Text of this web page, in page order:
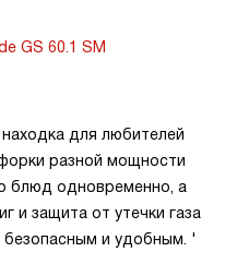
GS 60.1 SM
для любителей
разной мощности
блюд одновременно, а
и защита от утечки газа
безопасным и удобным. '